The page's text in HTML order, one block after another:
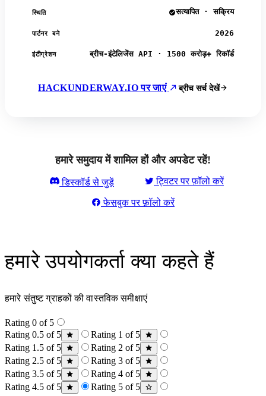
स्थिति सत्यापित · सक्रिय
पार्टनर बने 2026
इंटीग्रेशन ब्रीच-इंटेलिजेंस API · 1500 करोड़+ रिकॉर्ड
HACKUNDERWAY.IO पर जाएं ब्रीच सर्च देखें
हमारे समुदाय में शामिल हों और अपडेट रहें!
डिस्कॉर्ड से जुड़ें ट्विटर पर फ़ॉलो करें
फेसबुक पर फ़ॉलो करें
हमारे उपयोगकर्ता क्या कहते हैं
हमारे संतुष्ट ग्राहकों की वास्तविक समीक्षाएं
Rating 0 of 5
Rating 0.5 of 5
Rating 1 of 5
Rating 1.5 of 5
Rating 2 of 5
Rating 2.5 of 5
Rating 3 of 5
Rating 3.5 of 5
Rating 4 of 5
Rating 4.5 of 5
Rating 5 of 5